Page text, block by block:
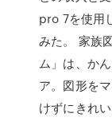
pro 7を使用
みた。 家族
ム」は、か
ア。図形を
けずにきれ